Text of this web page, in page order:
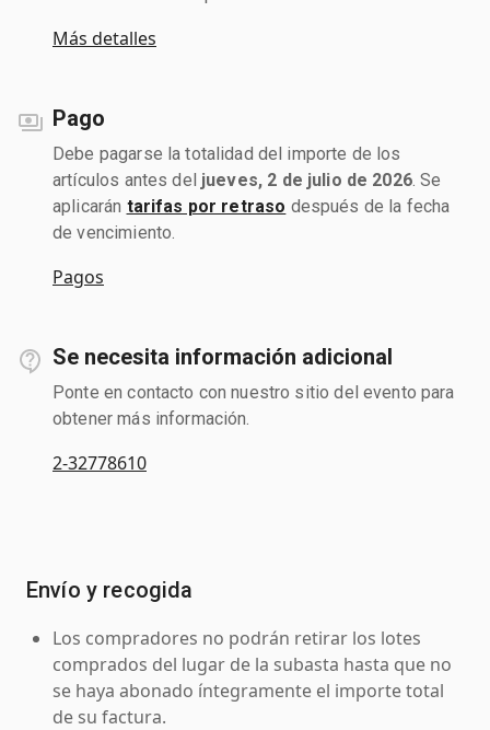
Más detalles
Pago
Debe pagarse la totalidad del importe de los
artículos antes del jueves, 2 de julio de 2026. Se
aplicarán tarifas por retraso después de la fecha
de vencimiento.
Pagos
Se necesita información adicional
Ponte en contacto con nuestro sitio del evento para
obtener más información.
2-32778610
Envío y recogida
Los compradores no podrán retirar los lotes
comprados del lugar de la subasta hasta que no
se haya abonado íntegramente el importe total
de su factura.